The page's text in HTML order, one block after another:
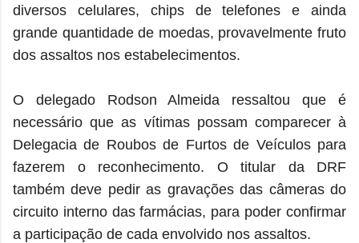
diversos celulares, chips de telefones e ainda
grande quantidade de moedas, provavelmente fruto
dos assaltos nos estabelecimentos.
O delegado Rodson Almeida ressaltou que é
necessário que as vítimas possam comparecer à
Delegacia de Roubos de Furtos de Veículos para
fazerem o reconhecimento. O titular da DRF
também deve pedir as gravações das câmeras do
circuito interno das farmácias, para poder confirmar
a participação de cada envolvido nos assaltos.